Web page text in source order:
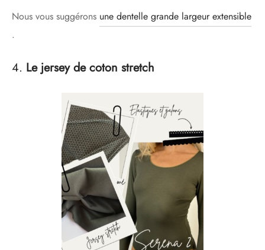
Nous vous suggérons une dentelle grande largeur extensible
.
4. Le jersey de coton stretch